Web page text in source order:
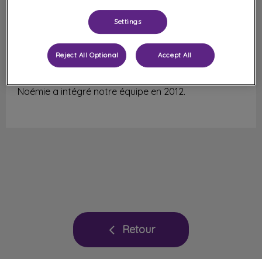
Noémie EngelAuxiliaire spécialisée vétérinaire
Noémie a intégré notre équipe en 2012.
Retour
Settings
Reject All Optional Accept All